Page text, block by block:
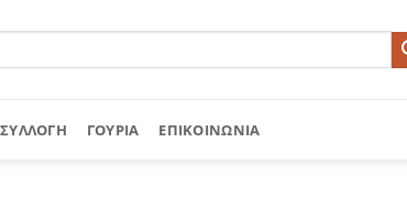
ΓΟΎΡΙΑ ΕΠΙΚΟΙΝΩΝΊΑ